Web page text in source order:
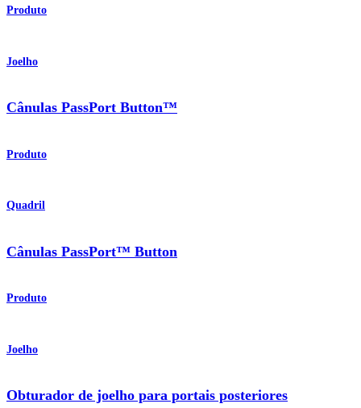
Produto
Joelho
Cânulas PassPort Button™
Produto
Quadril
Cânulas PassPort™ Button
Produto
Joelho
Obturador de joelho para portais posteriores